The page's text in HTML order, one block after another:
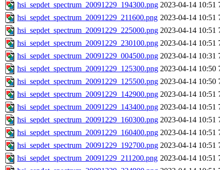
hsi_sepdet_spectrum_20091229_194300.png 2023-04-14 10:51
hsi_sepdet_spectrum_20091229_211600.png 2023-04-14 10:51
hsi_sepdet_spectrum_20091229_225000.png 2023-04-14 10:51
hsi_sepdet_spectrum_20091229_230100.png 2023-04-14 10:51
hsi_sepdet_spectrum_20091229_004500.png 2023-04-14 10:31
hsi_sepdet_spectrum_20091229_125300.png 2023-04-14 10:50
hsi_sepdet_spectrum_20091229_125500.png 2023-04-14 10:50
hsi_sepdet_spectrum_20091229_142900.png 2023-04-14 10:51
hsi_sepdet_spectrum_20091229_143400.png 2023-04-14 10:51
hsi_sepdet_spectrum_20091229_160300.png 2023-04-14 10:51
hsi_sepdet_spectrum_20091229_160400.png 2023-04-14 10:51
hsi_sepdet_spectrum_20091229_192700.png 2023-04-14 10:51
hsi_sepdet_spectrum_20091229_211200.png 2023-04-14 10:51